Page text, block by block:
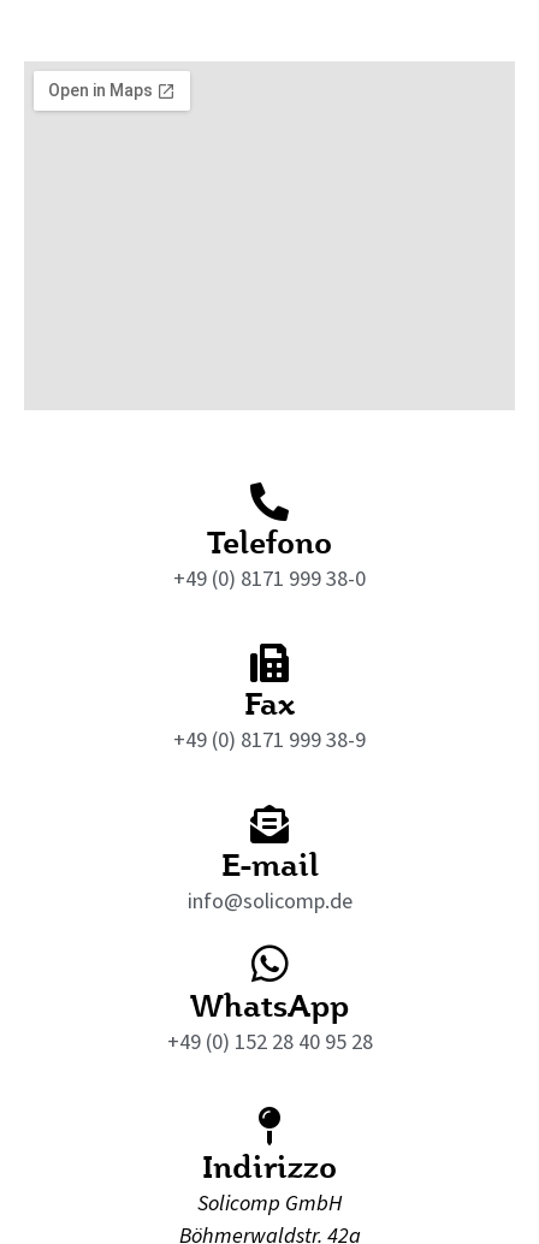
Telefono
+49 (0) 8171 999 38-0
Fax
+49 (0) 8171 999 38-9
E-mail
info@solicomp.de
WhatsApp
+49 (0) 152 28 40 95 28
Indirizzo
Solicomp GmbH
Böhmerwaldstr. 42a